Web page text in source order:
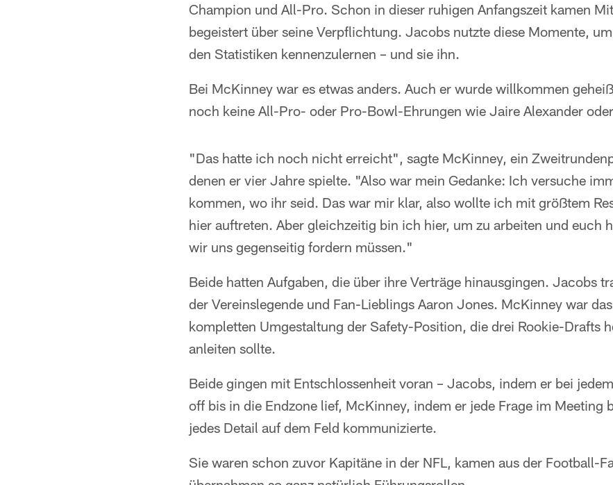
Champion und All-Pro. Schon in dieser ruhigen Anfangszeit kamen
begeistert über seine Verpflichtung. Jacobs nutzte diese Momente,
den Statistiken kennenzulernen – und sie ihn.
Bei McKinney war es etwas anders. Auch er wurde willkommen
noch keine All-Pro- oder Pro-Bowl-Ehrungen wie Jaire Alexander
"Das hatte ich noch nicht erreicht", sagte McKinney, ein
denen er vier Jahre spielte. "Also war mein Gedanke: Ich versuche
kommen, wo ihr seid. Das war mir klar, also wollte ich mit größtem
hier auftreten. Aber gleichzeitig bin ich hier, um zu arbeiten und euch
wir uns gegenseitig fordern müssen."
Beide hatten Aufgaben, die über ihre Verträge hinausgingen. Jacobs
der Vereinslegende und Fan-Lieblings Aaron Jones. McKinney war
kompletten Umgestaltung der Safety-Position, die drei Rookie-Drafts
anleiten sollte.
Beide gingen mit Entschlossenheit voran – Jacobs, indem er bei
off bis in die Endzone lief, McKinney, indem er jede Frage im Meeting
jedes Detail auf dem Feld kommunizierte.
Sie waren schon zuvor Kapitäne in der NFL, kamen aus der Football-